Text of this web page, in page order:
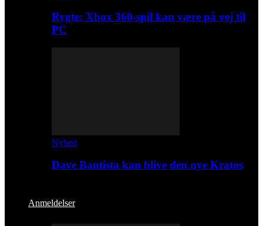
Rygte: Xbox 360-spil kan være på vej til
PC
Nyhed
Dave Bautista kan blive den nye Kratos
Anmeldelser